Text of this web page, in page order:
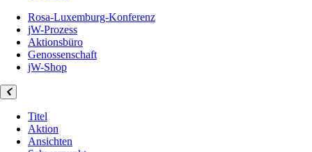
Rosa-Luxemburg-Konferenz
jW-Prozess
Aktionsbüro
Genossenschaft
jW-Shop
Titel
Aktion
Ansichten